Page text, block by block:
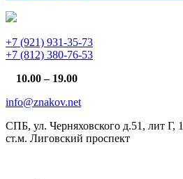
+7 (921) 931-35-73
+7 (812) 380-76-53
10.00 – 19.00
info@znakov.net
СПБ, ул. Черняховского д.51, лит Г,
cт.м. Лиговский проспект